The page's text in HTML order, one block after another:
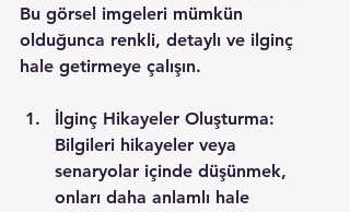
Bu görsel imgeleri mümkün
olduğunca renkli, detaylı ve ilginç
hale getirmeye çalışın.
İlginç Hikayeler Oluşturma:
Bilgileri hikayeler veya
senaryolar içinde düşünmek,
onları daha anlamlı hale